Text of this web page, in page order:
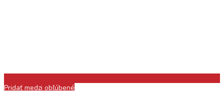
Pridať medzi obľúbené